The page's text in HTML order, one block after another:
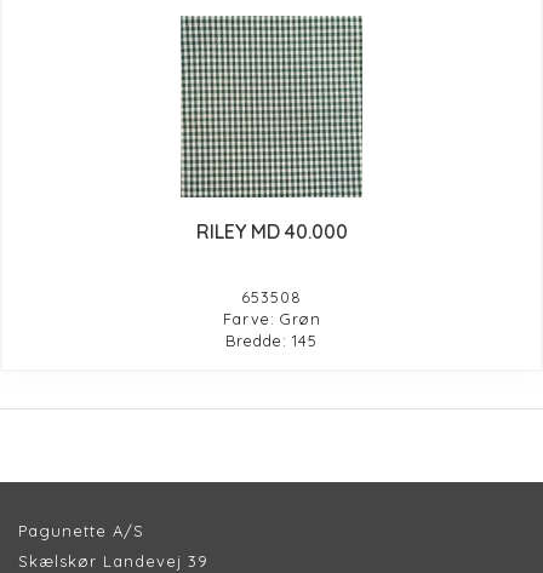
RILEY MD 40.000
653508
Farve: Grøn
Bredde: 145
Pagunette A/S
Skælskør Landevej 39